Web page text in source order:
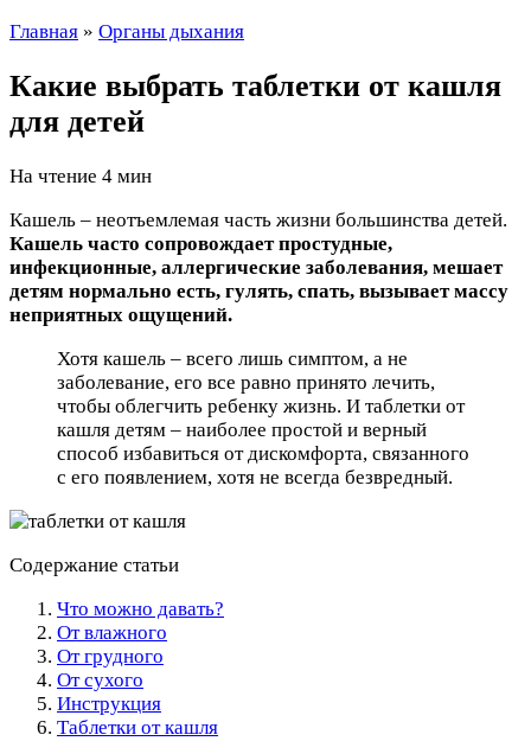
Главная » Органы дыхания
Какие выбрать таблетки от кашля
для детей
На чтение 4 мин
Кашель – неотъемлемая часть жизни большинства детей.
Кашель часто сопровождает простудные,
инфекционные, аллергические заболевания, мешает
детям нормально есть, гулять, спать, вызывает массу
неприятных ощущений.
Хотя кашель – всего лишь симптом, а не
заболевание, его все равно принято лечить,
чтобы облегчить ребенку жизнь. И таблетки от
кашля детям – наиболее простой и верный
способ избавиться от дискомфорта, связанного
с его появлением, хотя не всегда безвредный.
Содержание статьи
Что можно давать?
От влажного
От грудного
От сухого
Инструкция
Таблетки от кашля